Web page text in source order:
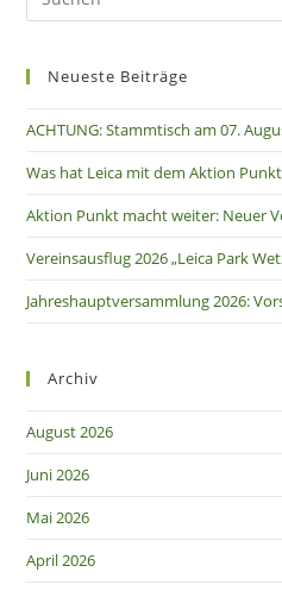
Neueste Beiträge
ACHTUNG: Stammtisch am 07.
Was hat Leica mit dem Aktion
Aktion Punkt macht weiter: Neuer
Vereinsausflug 2026 „Leica Park
Jahreshauptversammlung 2026:
Archiv
August 2026
Juni 2026
Mai 2026
April 2026